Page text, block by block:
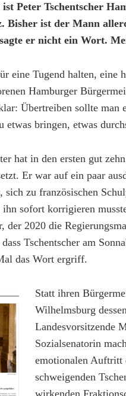
ist Peter Tschentscher
Bisher ist der Mann
er nicht ein Wort.
eine Tugend halten, eine
Hamburger
Übertreiben sollte man
etwas bringen, etwas
hat in den ersten gut
Er war auf ein paar
sich zu französischen
ihn sofort korrigieren
der 2020 die
Tschentscher am
das Wort ergriff.
Statt ihren
Wilhelmsburg
Landesvorsitzende
Sozialsenatorin
emotionalen Auftritt
schweigenden
wirkenden